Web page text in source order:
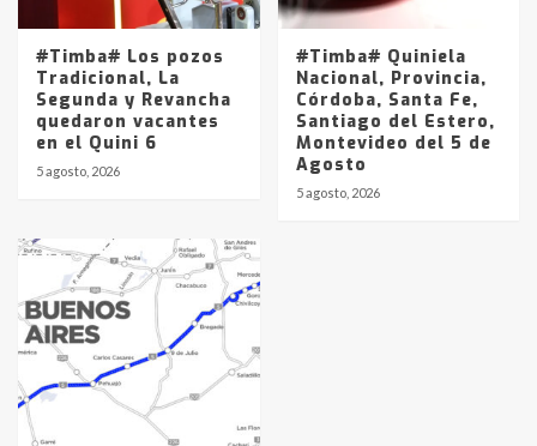
#Timba# Los pozos
Tradicional, La
Segunda y Revancha
quedaron vacantes
en el Quini 6
5 agosto, 2026
#Timba# Quiniela
Nacional, Provincia,
Córdoba, Santa Fe,
Santiago del Estero,
Montevideo del 5 de
Agosto
5 agosto, 2026